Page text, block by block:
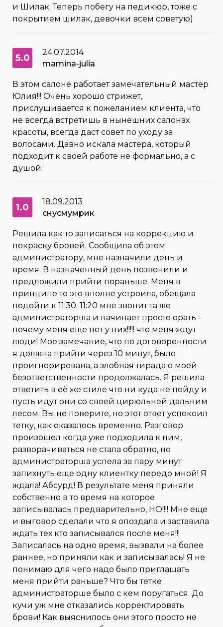
и Шилак. Теперь побегу на педикюр, тоже с
покрытием шилак, девочки всем советую)
5.0
24.07.2014
mamina-julia
В этом салоне работает замечательный мастер
Юлия!!! Очень хорошо стрижет,
прислушивается к пожеланием клиента, что
не всегда встретишь в нынешних салонах
красоты, всегда даст совет по уходу за
волосами. Давно искала мастера, который
подходит к своей работе не формально, а с
душой.
1.0
18.09.2013
снусмумрик
Решила как то записаться на коррекцию и
покраску бровей. Сообщила об этом
администратору, мне назначили день и
время. В назначенный день позвонили и
предложили прийти пораньше. Меня в
принципе то это вполне устроила, обещала
подойти к 11:30. 11:20 мне звонит та же
администраторша и начинает просто орать -
почему меня еще нет у них!!!!! что меня ждут
люди! Мое замечание, что по договоренности
я должна прийти через 10 минут, было
проигнорирована, а злобная тирада о моей
безответственности продолжалась. Я решила
ответить в её же стиле что ни куда не пойду и
пусть идут они со своей цирюльней дальним
лесом. Вы не поверите, но этот ответ успокоил
тетку, как оказалось временно. Разговор
произошел когда уже подходила к ним,
разворачиваться не стала обратно, но
администраторша успела за пару минут
запихнуть еще одну клиентку передо мной! Я
ждала! Абсурд! В результате меня приняли
собственно в то время на которое
записывалась предварительно, НО!!!! Мне еще
и выговор сделали что я опоздала и заставила
ждать тех кто записывался после меня!!!
Записалась на одно время, вызвали на более
раннее, но приняли как и записывалась! Я не
понимаю для чего надо было приглашать
меня прийти раньше? Что бы тетке
администраторше было с кем поругаться. До
кучи уж мне отказались корректировать
брови! Как выяснилось они этого просто не